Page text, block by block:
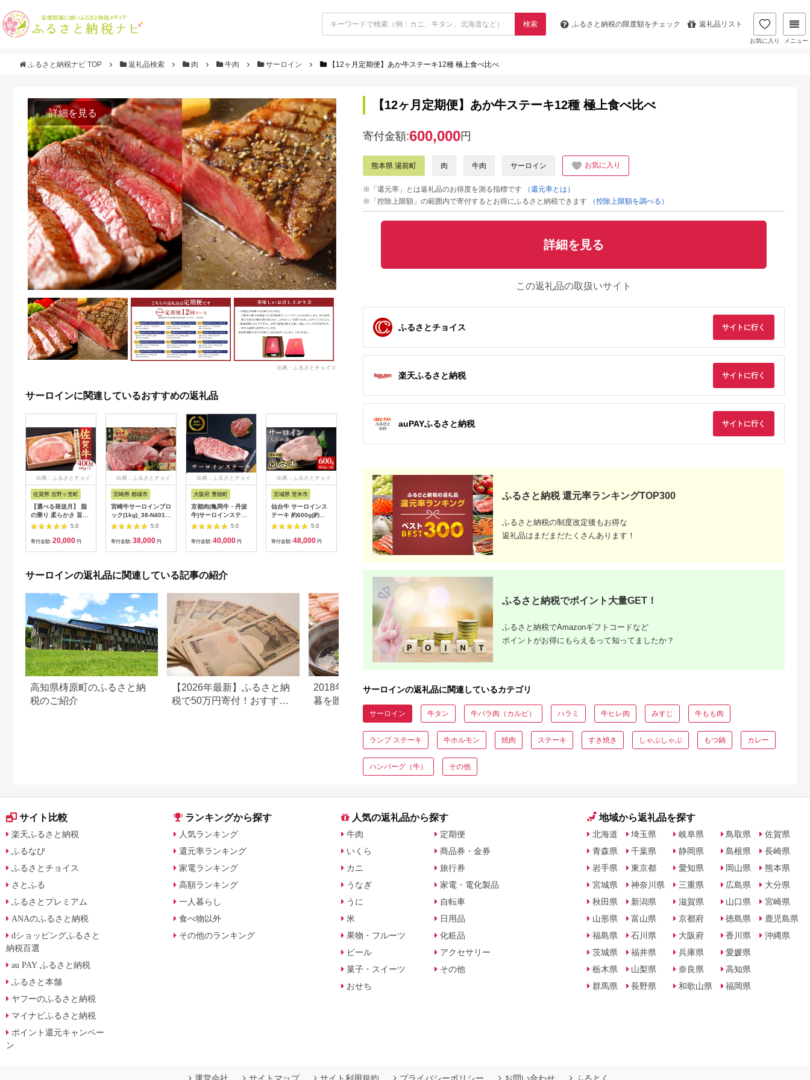
検索 ふるさと納税の限度額をチェック 返礼品リスト
お気に入り メニュー
ふるさと納税ナビ TOP 返礼品検索 肉 牛肉 サーロイン 【12ヶ月定期便】あか牛ステーキ12種 極上食べ比べ
詳細を見る
出典：ふるさとチョイス
サーロインに関連しているおすすめの返礼品
出典：ふるさとチョイ
ス
佐賀県 吉野ヶ里町
【選べる発送月】 脂
の乗り 柔らかさ 旨味
はピカイチ！佐賀牛
サーロインステーキ 2
人前 200g×2 400g 吉
5.0
寄付金額: 20,000 円
出典：ふるさとチョイ
ス
宮崎県 都城市
宮崎牛サーロインブロ
ック(1kg)_38-N401_(
都城市 ) 牛肉 宮崎県
産 宮崎牛 サーロイン
ステーキ 焼肉 BBQ 4
5.0
寄付金額: 38,000 円
出典：ふるさとチョイ
ス
大阪府 豊能町
京都肉(亀岡牛・丹波
牛)サーロインステー
キ3枚(約600g)
【1097659】
5.0
寄付金額: 40,000 円
出典：ふるさとチョイ
ス
宮城県 登米市
仙台牛 サーロインス
テーキ 約600g(約
300g×2枚) 牛肉 肉 お
肉 登米産 味付き 厚切
り 冷凍【株式会社佐
5.0
寄付金額: 48,000 円
出典：楽天ふるさと納
茨城県 阿見町
【ふるさと納税】31-
04 常陸牛サーロイン
ステーキ 200g×1【常
陸牛 サーロイン バー
ベキュー ステーキ カ
ット 阿見町 茨城県】
5.0
寄付金額:12,000
出典：ふるさとチョイ
ス
佐賀県 唐津市
佐賀牛 A5等級 希少部
位ランプ500g イチボ
250g サーロイン
400gのステーキセッ
ト(合計1.15kg) 和牛
牛肉 ご褒美に ギフト
用 家族「2024年 令和
5.0
50,000円
岐阜県 大垣市
たる】A5飛騨牛
『厚切り！』サーロイ
ンステーキ 300ｇ前
5.0
74,000
宮崎県 都城市
2501_(都城市) 都城産
宮崎牛 サーロインス
テーキ 200g×2枚 塩
寄付金額: 18,000
山形県 西川町
サーロインの返礼品に関連している記事の紹介
高知県梼原町のふるさと納
税のご紹介
【2026年最新】ふるさと納
税で50万円寄付！おすすめ
2018年ふるさと納税でお歳
暮を贈ろう！人気のお歳暮
ギフト返礼品
人気！ふるさと納税 佐賀牛
【12ヶ月定期便】あか牛ステーキ12種 極上食べ比べ
寄付金額:600,000円
熊本県 湯前町 肉 牛肉 サーロイン お気に入り
※「還元率」とは返礼品のお得度を測る指標です
（還元率とは）
※「控除上限額」の範囲内で寄付するとお得にふるさと納税できます
（控除上限額を調べる）
詳細を見る
この返礼品の取扱いサイト
ふるさとチョイス サイトに行く
楽天ふるさと納税 サイトに行く
auPAYふるさと納税 サイトに行く
ふるさと納税 還元率ランキングTOP300
ふるさと納税の制度改定後もお得な
返礼品はまだまだたくさんあります！
ふるさと納税でポイント大量GET！
ふるさと納税でAmazonギフトコードなど
ポイントがお得にもらえるって知ってましたか？
サーロインの返礼品に関連しているカテゴリ
サーロイン 牛タン 牛バラ肉（カルビ） ハラミ 牛ヒレ肉 みすじ 牛もも肉
ランプ ステーキ 牛ホルモン 焼肉 ステーキ すき焼き しゃぶしゃぶ もつ鍋 カレー
ハンバーグ（牛） その他
サイト比較
楽天ふるさと納税
ふるなび
ふるさとチョイス
さとふる
ふるさとプレミアム
ANAのふるさと納税
dショッピングふるさと
納税百選
au PAY ふるさと納税
ふるさと本舗
ヤフーのふるさと納税
マイナビふるさと納税
ポイント還元キャンペー
ン
ランキングから探す
人気ランキング
還元率ランキング
家電ランキング
高額ランキング
一人暮らし
食べ物以外
その他のランキング
人気の返礼品から探す
牛肉
いくら
カニ
うなぎ
うに
米
果物・フルーツ
ビール
菓子・スイーツ
おせち
定期便
商品券・金券
旅行券
家電・電化製品
自転車
日用品
化粧品
アクセサリー
その他
地域から返礼品を探す
北海道
青森県
岩手県
宮城県
秋田県
山形県
福島県
茨城県
栃木県
群馬県
埼玉県
千葉県
東京都
神奈川県
新潟県
富山県
石川県
福井県
山梨県
長野県
岐阜県
静岡県
愛知県
三重県
滋賀県
京都府
大阪府
兵庫県
奈良県
和歌山県
鳥取県
島根県
岡山県
広島県
山口県
徳島県
香川県
愛媛県
高知県
福岡県
佐賀県
長崎県
熊本県
大分県
宮崎県
鹿児島県
沖縄県